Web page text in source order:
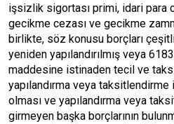
işsizlik sigortası primi, idari para
gecikme cezası ve gecikme
birlikte, söz konusu borçları
yeniden yapılandırılmış veya
maddesine istinaden tecil ve
yapılandırma veya
olması ve yapılandırma veya
girmeyen başka borçlarının